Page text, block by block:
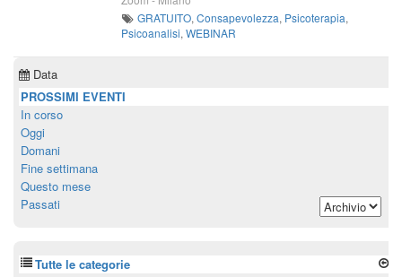
GRATUITO,Consapevolezza, Psicoterapia,
Psicoanalisi, WEBINAR
Data
PROSSIMI EVENTI
In corso
Oggi
Domani
Fine settimana
Questo mese
Passati
Tutte le categorie